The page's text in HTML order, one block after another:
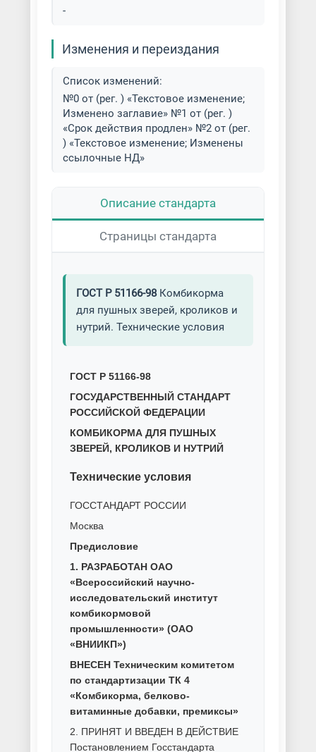
-
Изменения и переиздания
Список изменений:
№0 от (рег. ) «Текстовое изменение;
Изменено заглавие» №1 от (рег. )
«Срок действия продлен» №2 от (рег.
) «Текстовое изменение; Изменены
ссылочные НД»
Описание стандарта
Страницы стандарта
ГОСТ Р 51166-98Комбикорма
для пушных зверей, кроликов и
нутрий. Технические условия